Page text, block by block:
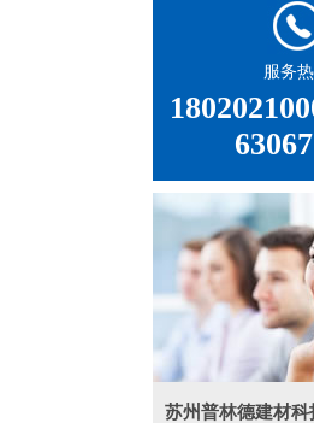
服务
苏州普林德建材科